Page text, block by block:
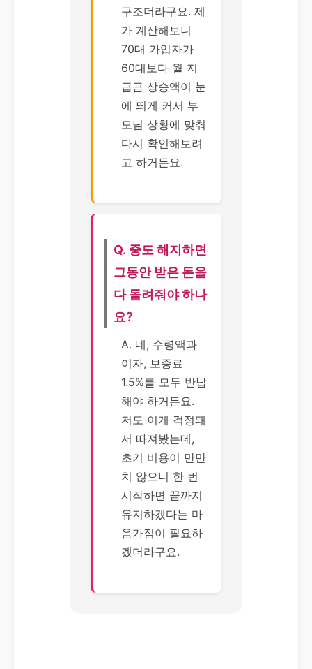
구조더라구요. 제
가 계산해보니
70대 가입자가
60대보다 월 지
급금 상승액이 눈
에 띄게 커서 부
모님 상황에 맞춰
다시 확인해보려
고 하거든요.
Q. 중도 해지하면
그동안 받은 돈을
다 돌려줘야 하나
요?
A. 네, 수령액과
이자, 보증료
1.5%를 모두 반납
해야 하거든요.
저도 이게 걱정돼
서 따져봤는데,
초기 비용이 만만
치 않으니 한 번
시작하면 끝까지
유지하겠다는 마
음가짐이 필요하
겠더라구요.